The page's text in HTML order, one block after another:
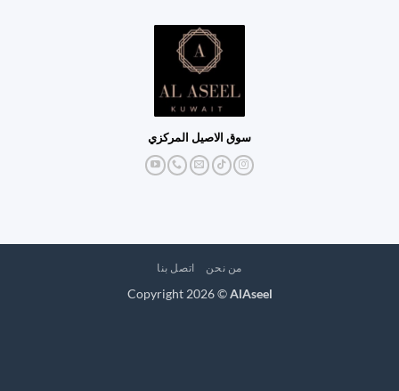
سوق الاصيل المركزي
من نحن اتصل بنا
Copyright 2026 ©AlAseel